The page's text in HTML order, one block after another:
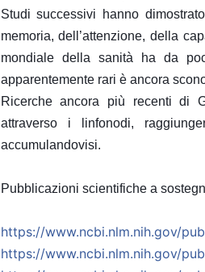
Studi successivi hanno
memoria, dell’attenzione, della
mondiale della sanità ha da
apparentemente rari è ancora
Ricerche ancora più recenti di
attraverso i linfonodi,
accumulandovisi.
Pubblicazioni scientifiche a
https://www.ncbi.nlm.nih.gov/
https://www.ncbi.nlm.nih.gov/